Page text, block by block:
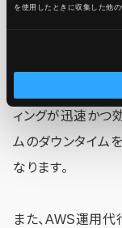
を使用したときに収集した他
なメリットを享受で
用が行われるため
ィングが迅速かつ
ムのダウンタイム
なります。
また、AWS運用代